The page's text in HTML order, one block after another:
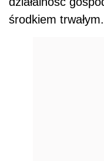
środkiem trwałym.